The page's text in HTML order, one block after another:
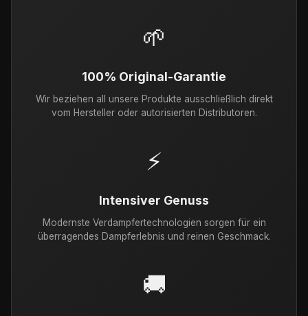
🌱
100% Original-Garantie
Wir beziehen all unsere Produkte ausschließlich direkt
vom Hersteller oder autorisierten Distributoren.
⚡
Intensiver Genuss
Modernste Verdampfertechnologien sorgen für ein
überragendes Dampferlebnis und reinen Geschmack.
🚚